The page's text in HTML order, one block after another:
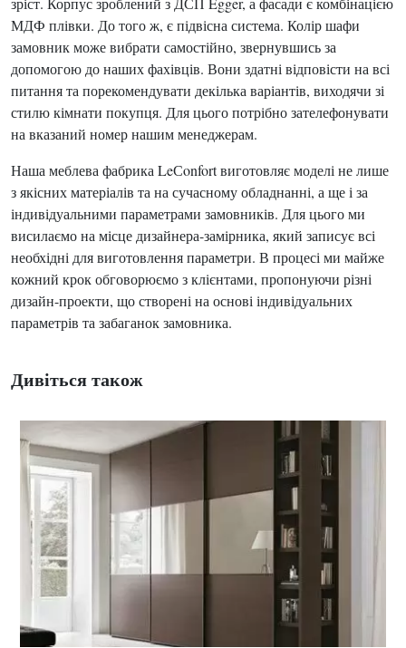
МДФ плівки. До того ж, є підвісна система. Колір шафи
замовник може вибрати самостійно, звернувшись за
допомогою до наших фахівців. Вони здатні відповісти на всі
питання та порекомендувати декілька варіантів, виходячи зі
стилю кімнати покупця. Для цього потрібно зателефонувати
на вказаний номер нашим менеджерам.
Наша меблева фабрика LeСonfort виготовляє моделі не лише
з якісних матеріалів та на сучасному обладнанні, а ще і за
індивідуальними параметрами замовників. Для цього ми
висилаємо на місце дизайнера-замірника, який записує всі
необхідні для виготовлення параметри. В процесі ми майже
кожний крок обговорюємо з клієнтами, пропонуючи різні
дизайн-проекти, що створені на основі індивідуальних
параметрів та забаганок замовника.
Дивіться також